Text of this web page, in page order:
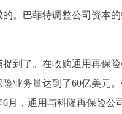
。巴菲特调整公司资本
到了。在收购通用再保
业务量达到了60亿美元
月，通用与科隆再保险